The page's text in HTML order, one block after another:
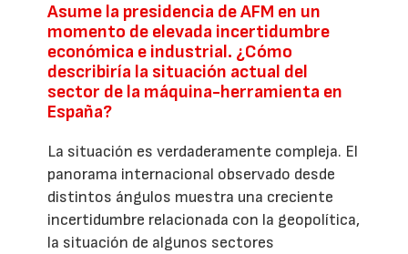
Asume la presidencia de AFM en un
momento de elevada incertidumbre
económica e industrial. ¿Cómo
describiría la situación actual del
sector de la máquina-herramienta en
España?
La situación es verdaderamente compleja. El
panorama internacional observado desde
distintos ángulos muestra una creciente
incertidumbre relacionada con la geopolítica,
la situación de algunos sectores